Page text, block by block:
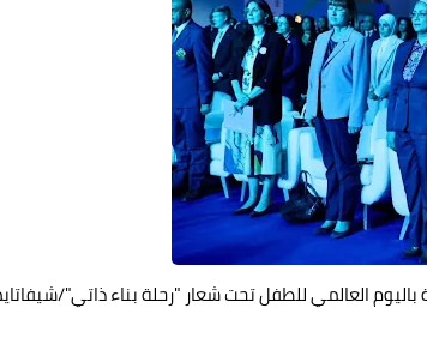
العالمي للطفل تحت شعار "رحلة بناء ذاتي"/